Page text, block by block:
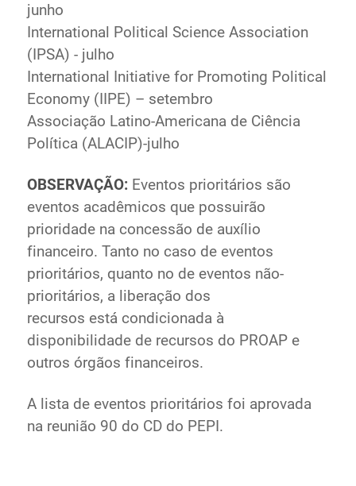
junho
International Political Science Association
(IPSA) - julho
International Initiative for Promoting Political
Economy (IIPE) – setembro
Associação Latino-Americana de Ciência
Política (ALACIP)-julho
OBSERVAÇÃO:Eventos prioritários são
eventos acadêmicos que possuirão
prioridade na concessão de auxílio
financeiro. Tanto no caso de eventos
prioritários, quanto no de eventos não-
prioritários, a liberação dos
recursos está condicionada à
disponibilidade de recursos do PROAP e
outros órgãos financeiros.
A lista de eventos prioritários foi aprovada
na reunião 90 do CD do PEPI.